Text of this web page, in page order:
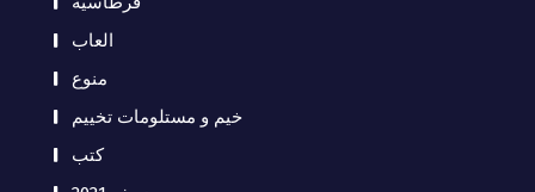
العاب
منوع
خيم و مستلومات تخييم
كتب